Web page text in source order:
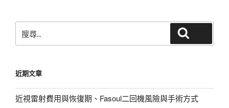
尋
字:
近期文章
近視雷射費用與恢復期、Fasoul二回機風險與手術方式